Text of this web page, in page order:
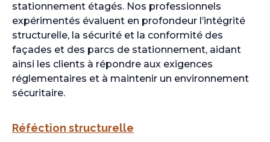
stationnement étagés. Nos professionnels
expérimentés évaluent en profondeur l’intégrité
structurelle, la sécurité et la conformité des
façades et des parcs de stationnement, aidant
ainsi les clients à répondre aux exigences
réglementaires et à maintenir un environnement
sécuritaire.
Réféction structurelle